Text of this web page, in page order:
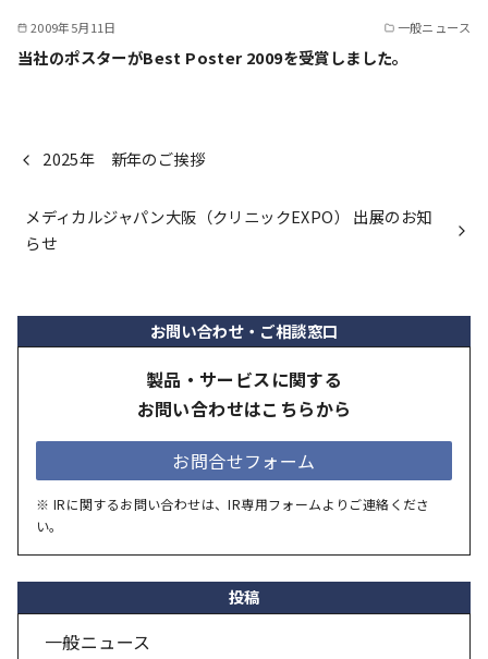
2009年5月11日 一般ニュース
当社のポスターがBest Poster 2009を受賞しました。
2025年 新年のご挨拶
メディカルジャパン大阪（クリニックEXPO） 出展のお知
らせ
お問い合わせ・ご相談窓口
製品・サービスに関する
お問い合わせはこちらから
お問合せフォーム
※ IRに関するお問い合わせは、IR専用フォームよりご連絡くださ
い。
投稿
一般ニュース